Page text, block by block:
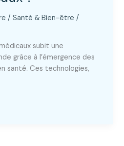
/Santé & Bien-être /
subit une
grâce à l’émergence des
santé. Ces technologies,